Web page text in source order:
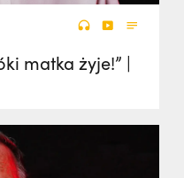
matka żyje!” |